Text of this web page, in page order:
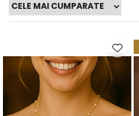
Seturi Perle cu Argint
Brățări cu Perle
Brose cu Perle